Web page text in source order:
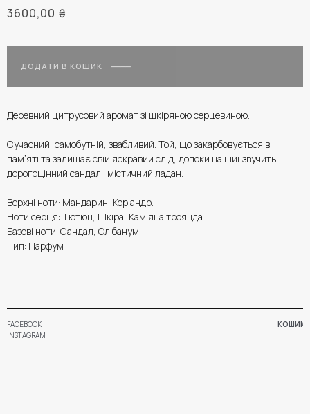
3600,00 ₴
ДОДАТИ В КОШИК
Деревний цитрусовий аромат зі шкіряною серцевиною.
Сучасний, самобутній, звабливий. Той, що закарбовується в
памʼяті та залишає свій яскравий слід, допоки на шиї звучить
дорогоцінний сандал і містичний ладан.
Верхні ноти: Мандарин, Коріандр.
Ноти серця: Тютюн, Шкіра, Кам’яна троянда.
Базові ноти: Сандал, Олібанум.
Тип: Парфум
FACEBOOK КОШИК
INSTAGRAM